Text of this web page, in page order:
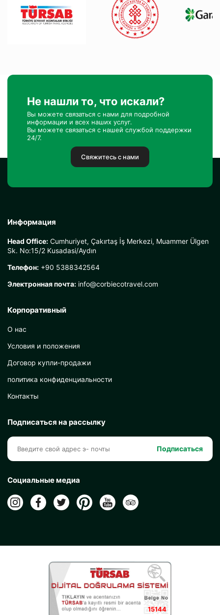
Не нашли то, что искали?
Вы можете связаться с нами для подробной
информации и всех наших услуг.
Вы можете связаться с нашей службой поддержки
24/7.
Свяжитесь с нами
Информация
Head Office: Cumhuriyet, Çakırtaş İş Merkezi, Muammer Ülgen
Sk. No:15/2 Kusadasi/Aydın
Телефон: +90 5388342564
Электронная почта: info@corbiecotravel.com
Корпоративный
О нас
Условия и положения
Договор купли-продажи
политика конфиденциальности
Контакты
Подписаться на рассылку
Подписаться
Социальные медиа
15144